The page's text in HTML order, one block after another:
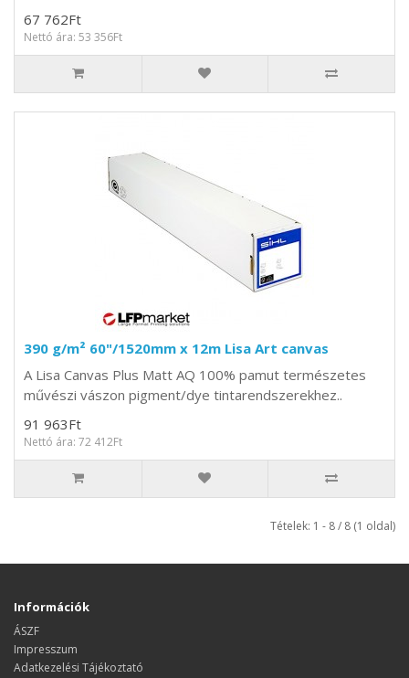
67 762Ft
Nettó ára: 53 356Ft
390 g/m² 60"/1520mm x 12m Lisa Art canvas
A Lisa Canvas Plus Matt AQ 100% pamut természetes
művészi vászon pigment/dye tintarendszerekhez..
91 963Ft
Nettó ára: 72 412Ft
Tételek: 1 - 8 / 8 (1 oldal)
Információk
ÁSZF
Impresszum
Adatkezelési Tájékoztató